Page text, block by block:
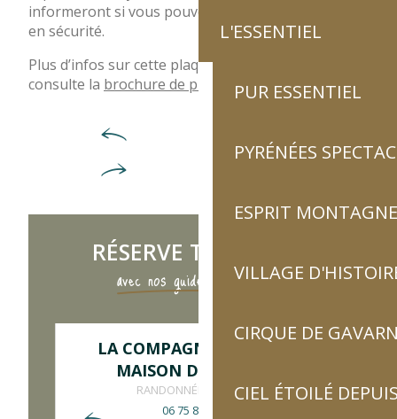
L'ESSENTIEL
PUR ESSENTIEL
PYRÉNÉES
ESPRIT MONTAGNE
VILLAGE
CIRQUE DE
CIEL ÉTOILÉ
informeront si vous pouvez descendre le canyon
en sécurité.
Plus d’infos sur cette plaquette d’informations,
consulte la brochure de prévention EDF.
RÉSERVE TA SÉANCE
avec nos guides partenaires
LA COMPAGNIE DU SUD -
MAISON DES GUIDES
RANDONNÉE PÉDESTRE
06 75 86 65 70